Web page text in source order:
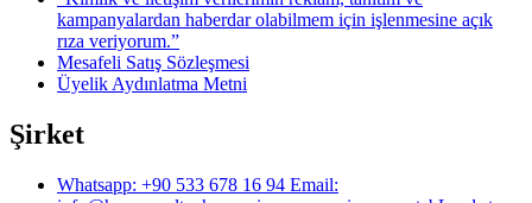
kampanyalardan haberdar olabilmem için işlenmesine açık
rıza veriyorum.”
Mesafeli Satış Sözleşmesi
Üyelik Aydınlatma Metni
Şirket
Whatsapp: +90 533 678 16 94 Email: